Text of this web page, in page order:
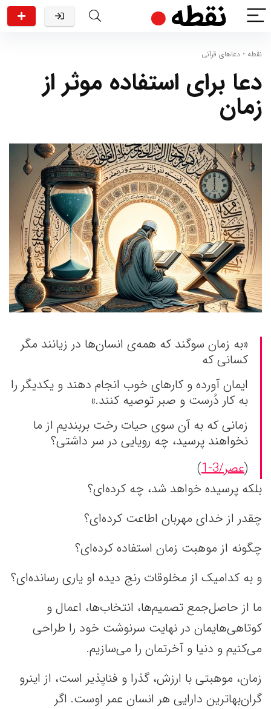
نقطه • دعاهای قرآنی
دعا برای استفاده موثر از
زمان
«به زمان سوگند که همه‌ی انسان‌ها در زیانند مگر
کسانی که
ایمان آورده و کارهای خوب انجام دهند و یکدیگر را
به کار دُرست و صبر توصیه کنند.»
زمانی که به آن سوی حیات رخت بربندیم از ما
نخواهند پرسید، چه رویایی در سر داشتی؟
(عصر/3-1
)
بلکه پرسیده خواهد شد، چه کرده‌ای؟
چقدر از خدای مهربان اطاعت کرده‌ای؟
چگونه از موهبت زمان استفاده کرده‌ای؟
و به کدامیک از مخلوقات رنج دیده او یاری رسانده‌ای؟
ما از حاصل‌جمع تصمیم‌‌ها، انتخاب‌ها، اعمال و
کوتاهی‌هایمان در نهایت سرنوشت خود را طراحی
می‌کنیم و دنیا و آخرتمان را می‌سازیم.
زمان، موهبتی با ارزش، گذرا و فناپذیر است، از اینرو
گران‌بهاترین دارایی هر انسان عمر اوست. اگر